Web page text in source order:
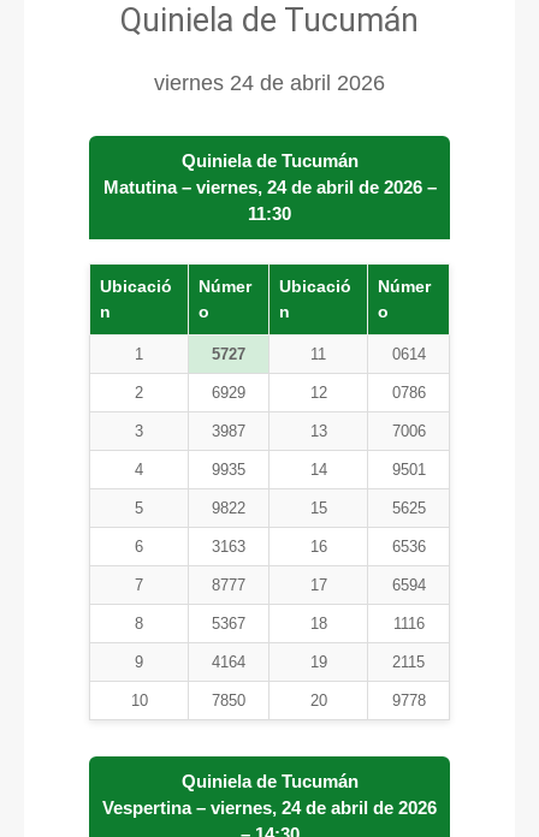
Quiniela de Tucumán
viernes 24 de abril 2026
Quiniela de Tucumán
Matutina – viernes, 24 de abril de 2026 –
11:30
Ubicació
n
Númer
o
Ubicació
n
Númer
o
1 5727 11 0614
2 6929 12 0786
3 3987 13 7006
4 9935 14 9501
5 9822 15 5625
6 3163 16 6536
7 8777 17 6594
8 5367 18 1116
9 4164 19 2115
10 7850 20 9778
Quiniela de Tucumán
Vespertina – viernes, 24 de abril de 2026